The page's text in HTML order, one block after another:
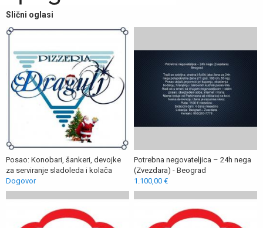
Slični oglasi
Posao: Konobari, šankeri, devojke
za serviranje sladoleda i kolača
Dogovor
Potrebna negovateljica – 24h nega
(Zvezdara) - Beograd
1.100,00 €